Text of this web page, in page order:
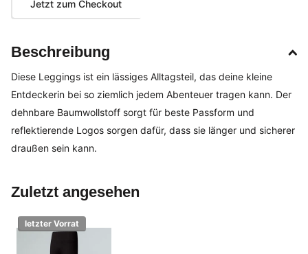
Jetzt zum Checkout
Beschreibung
Diese Leggings ist ein lässiges Alltagsteil, das deine kleine
Entdeckerin bei so ziemlich jedem Abenteuer tragen kann. Der
dehnbare Baumwollstoff sorgt für beste Passform und
reflektierende Logos sorgen dafür, dass sie länger und sicherer
draußen sein kann.
Zuletzt angesehen
letzter Vorrat